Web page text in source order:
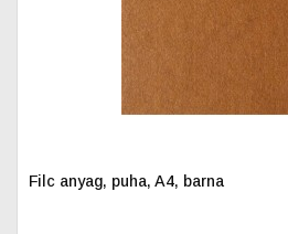
Filc anyag, puha, A4, barna